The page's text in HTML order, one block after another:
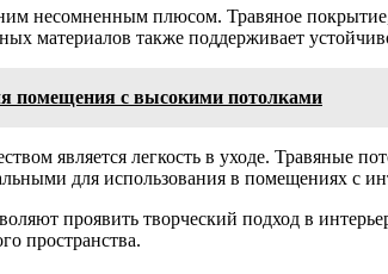
несомненным плюсом. Травяное
материалов также поддерживает
помещения с высокими потолками
является легкость в уходе. Травяные
для использования в помещениях с
проявить творческий подход в
пространства.